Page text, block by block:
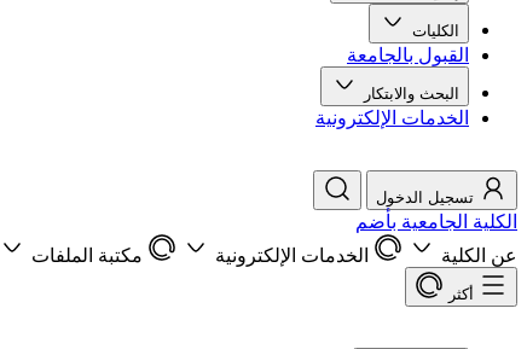
الكليات
القبول بالجامعة
البحث والابتكار
الخدمات الإلكترونية
تسجيل الدخول
الكلية الجامعية بأضم
عن الكلية
الخدمات الإلكترونية مكتبة الملفات
أكثر